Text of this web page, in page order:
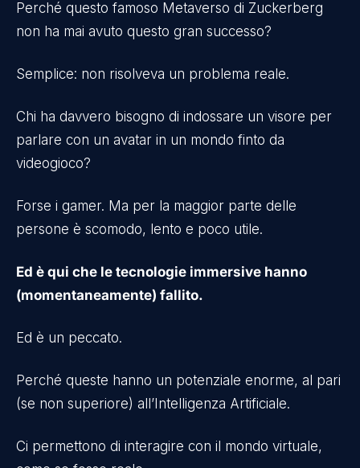
Perché questo famoso Metaverso di Zuckerberg
non ha mai avuto questo gran successo?
Semplice: non risolveva un problema reale.
Chi ha davvero bisogno di indossare un visore per
parlare con un avatar in un mondo finto da
videogioco?
Forse i gamer. Ma per la maggior parte delle
persone è scomodo, lento e poco utile.
Ed è qui che le tecnologie immersive hanno
(momentaneamente) fallito.
Ed è un peccato.
Perché queste hanno un potenziale enorme, al pari
(se non superiore) all’Intelligenza Artificiale.
Ci permettono di interagire con il mondo virtuale,